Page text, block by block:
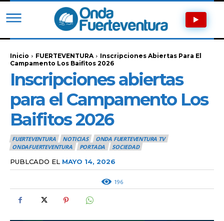
Inicio FUERTEVENTURA
Inscripciones Abiertas Para El
Campamento Los Baifitos 2026
Inscripciones abiertas
para el Campamento Los
Baifitos 2026
FUERTEVENTURA NOTICIAS
ONDA FUERTEVENTURA TV
ONDAFUERTEVENTURA
PORTADA SOCIEDAD
PUBLCADO EL MAYO 14, 2026
196